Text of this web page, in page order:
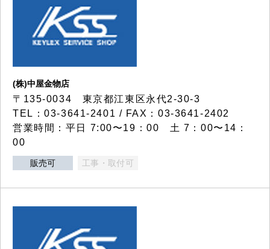
(株)中屋金物店
〒135-0034 東京都江東区永代2-30-3
TEL：03-3641-2401 / FAX：03-3641-2402
営業時間：平日 7:00〜19：00 土 7：00〜14：
00
販売可 工事・取付可